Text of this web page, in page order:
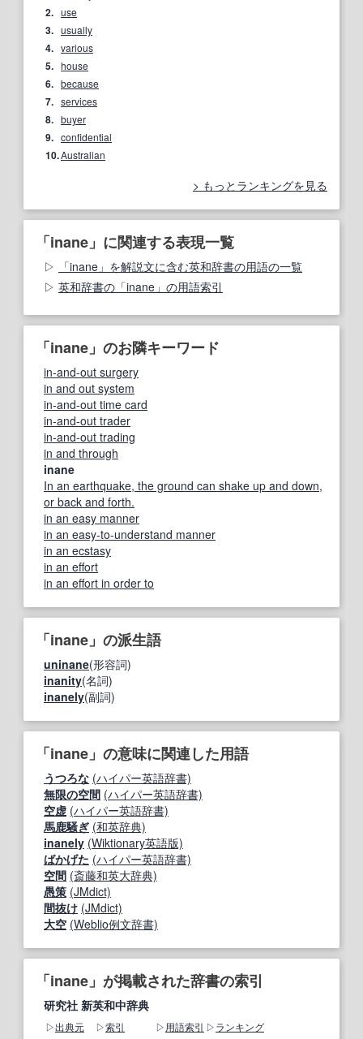
2. use
3. usually
4. various
5. house
6. because
7. services
8. buyer
9. confidential
10.Australian
もっとランキングを見る
「inane」に関連する表現一覧
「inane」を解説文に含む英和辞書の用語の一覧
英和辞書の「inane」の用語索引
「inane」のお隣キーワード
in-and-out surgery
in and out system
in-and-out time card
in-and-out trader
in-and-out trading
in and through
inane
In an earthquake, the ground can shake up and down,
or back and forth.
in an easy manner
in an easy-to-understand manner
in an ecstasy
in an effort
in an effort in order to
「inane」の派生語
uninane(形容詞)
inanity(名詞)
inanely(副詞)
「inane」の意味に関連した用語
うつろな (ハイパー英語辞書)
無限の空間 (ハイパー英語辞書)
空虚 (ハイパー英語辞書)
馬鹿騒ぎ (和英辞典)
inanely (Wiktionary英語版)
ばかげた (ハイパー英語辞書)
空間 (斎藤和英大辞典)
愚策 (JMdict)
間抜け (JMdict)
大空 (Weblio例文辞書)
「inane」が掲載された辞書の索引
研究社 新英和中辞典
出典元 索引 用語索引
ランキング